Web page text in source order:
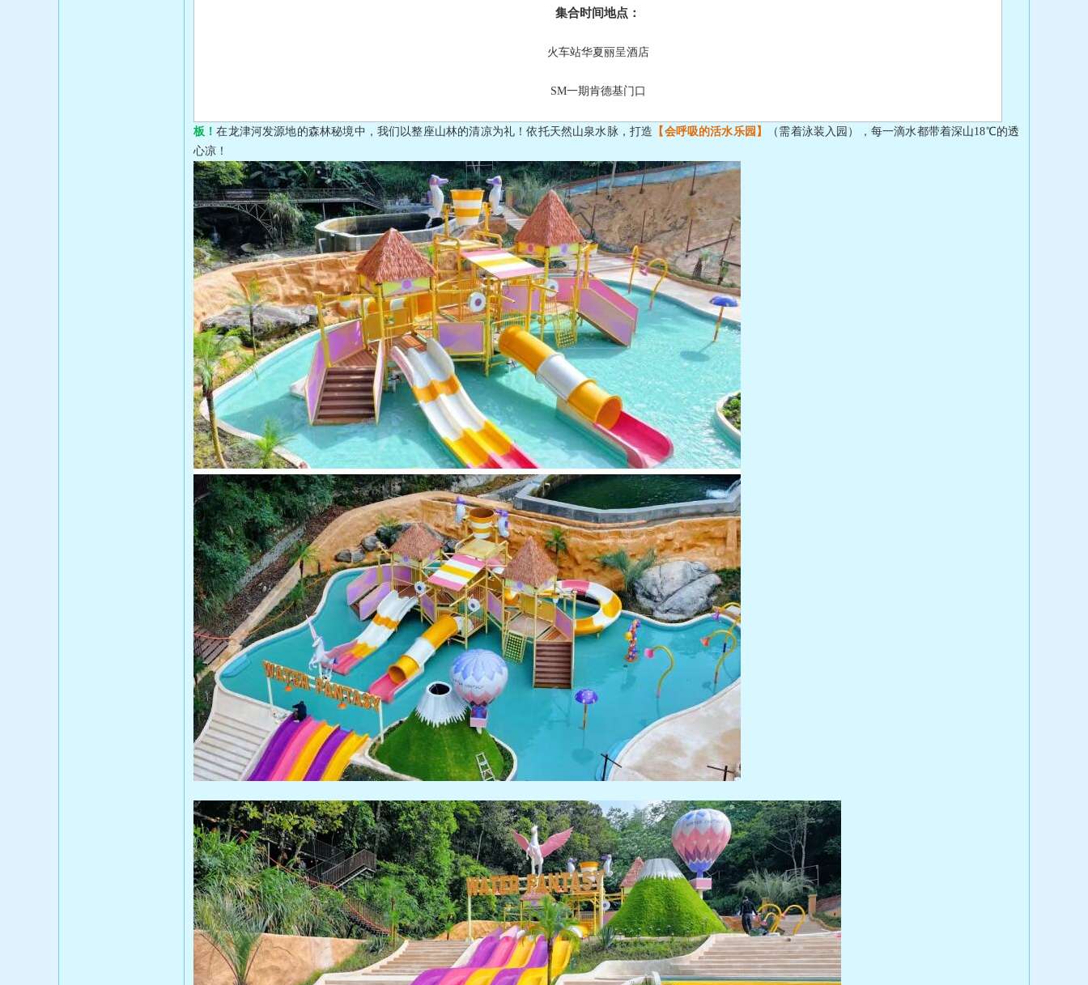
集合时间地点：
火车站华夏丽呈酒店
SM一期肯德基门口
板！在龙津河发源地的森林秘境中，我们以整座山林的清凉为礼！依托天然山泉水脉，打造 【会呼吸的活水乐园】 （需着泳装入园）
，每一滴水都带着深山18℃的透
心凉！